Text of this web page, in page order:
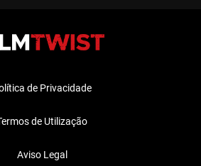
de Privacidade
de Utilização
Aviso Legal